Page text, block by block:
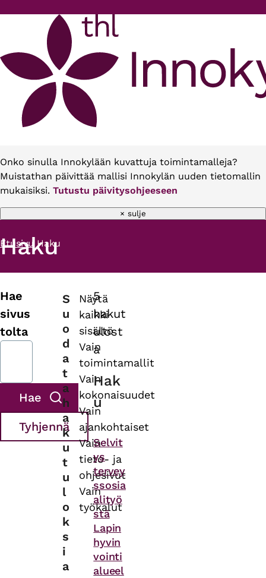
Onko sinulla Innokylään kuvattuja toimintamalleja?
Muistathan päivittää mallisi Innokylän uuden tietomallin
mukaisiksi. Tutustu päivitysohjeeseen
× sulje
Murupolku
Etusivu Haku
Haku
Hae
sivus
tolta
S
u
o
d
a
t
a
h
a
k
u
t
u
l
o
k
s
i
a
Näytä
kaikki
sisältö
Vain
toimintamallit
Vain
kokonaisuudet
Vain
ajankohtaiset
Vain
tieto- ja
ohjesivut
Vain
työkalut
5
hakut
ulost
a
Hak
u
Selvit
ys
tervey
ssosia
alityö
stä
Lapin
hyvin
vointi
alueel
Asiasanat